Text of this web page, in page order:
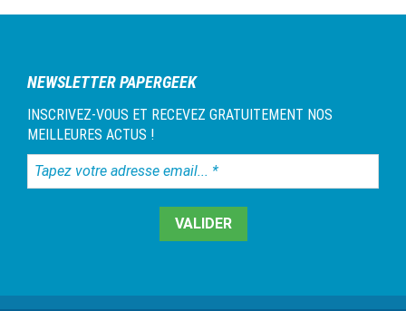
NEWSLETTER PAPERGEEK
INSCRIVEZ-VOUS ET RECEVEZ GRATUITEMENT NOS
MEILLEURES ACTUS !
Tapez
votre